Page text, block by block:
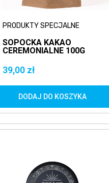
PRODUKTY SPECJALNE
SOPOCKA KAKAO
CEREMONIALNE 100G
NIKARAGUI
39,00 zł
DODAJ DO KOSZYKA